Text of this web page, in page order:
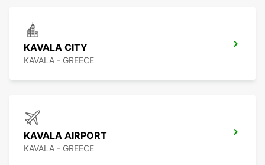
KAVALA CITY
KAVALA - GREECE
KAVALA AIRPORT
KAVALA - GREECE